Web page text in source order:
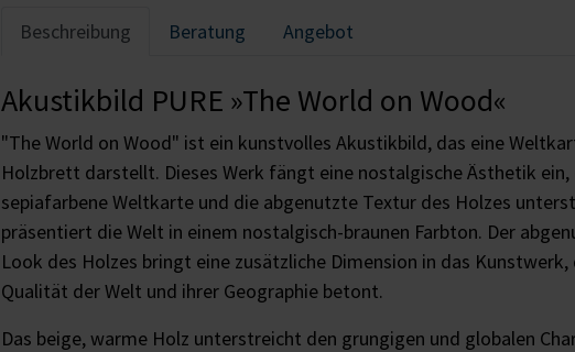
Beschreibung Beratung Angebot
Akustikbild PURE »The World on Wood«
"The World on Wood" ist ein kunstvolles Akustikbild, das eine
Holzbrett darstellt. Dieses Werk fängt eine nostalgische Ästhetik ein,
sepiafarbene Weltkarte und die abgenutzte Textur des Holzes
präsentiert die Welt in einem nostalgisch-braunen Farbton. Der
Look des Holzes bringt eine zusätzliche Dimension in das
Qualität der Welt und ihrer Geographie betont.
Das beige, warme Holz unterstreicht den grungigen und globalen